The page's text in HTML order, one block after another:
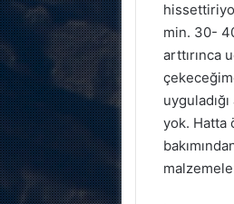
min. 30-
arttırınca
yok. Hatta